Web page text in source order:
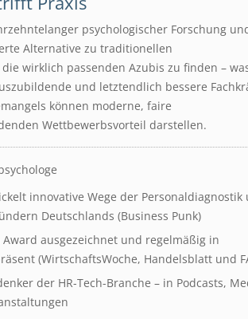
psychologischer Forschung
Alternative zu traditionellen
wirklich passenden Azubis zu finden –
und letztendlich bessere
können moderne, faire
Wettbewerbsvorteil darstellen.
innovative Wege der Personaldiagnostik
Deutschlands (Business Punk)
ausgezeichnet und regelmäßig in
(WirtschaftsWoche, Handelsblatt und
der HR-Tech-Branche – in Podcasts,